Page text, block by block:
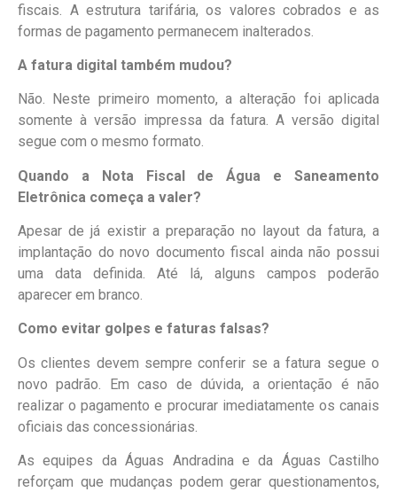
fiscais. A estrutura tarifária, os valores cobrados e as
formas de pagamento permanecem inalterados.
A fatura digital também mudou?
Não. Neste primeiro momento, a alteração foi aplicada
somente à versão impressa da fatura. A versão digital
segue com o mesmo formato.
Quando a Nota Fiscal de Água e Saneamento
Eletrônica começa a valer?
Apesar de já existir a preparação no layout da fatura, a
implantação do novo documento fiscal ainda não possui
uma data definida. Até lá, alguns campos poderão
aparecer em branco.
Como evitar golpes e faturas falsas?
Os clientes devem sempre conferir se a fatura segue o
novo padrão. Em caso de dúvida, a orientação é não
realizar o pagamento e procurar imediatamente os canais
oficiais das concessionárias.
As equipes da Águas Andradina e da Águas Castilho
reforçam que mudanças podem gerar questionamentos,